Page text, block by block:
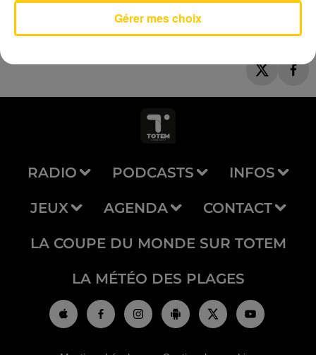
RADIO PODCASTS INFOS
JEUX AGENDA CONTACT
LA COUPE DU MONDE SUR TOTEM
LA MÉTÉO DES PLAGES
Gérer mes choix